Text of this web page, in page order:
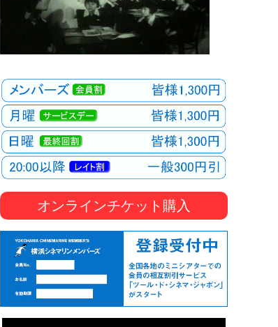
オンラインチケット購入